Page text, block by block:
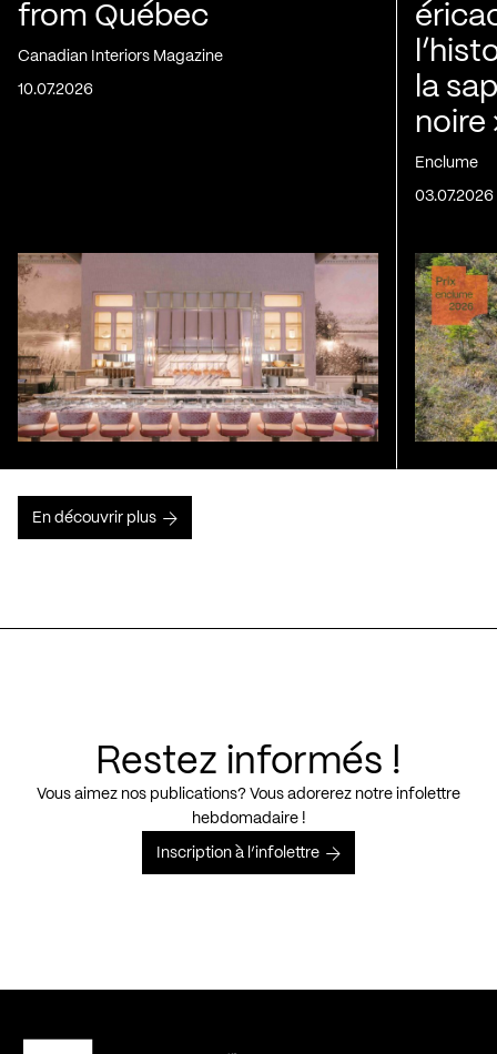
from Québec
Canadian Interiors Magazine
10.07.2026
la
noire
Enclume
03.07.2026
En découvrir plus
Restez informés !
Vous aimez nos publications? Vous adorerez notre infolettre
hebdomadaire !
Inscription à l’infolettre